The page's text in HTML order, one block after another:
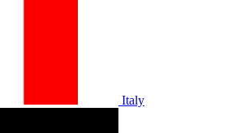
Italy